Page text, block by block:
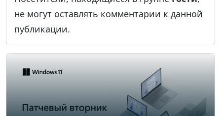
не могут оставлять комментарии к данной
публикации.